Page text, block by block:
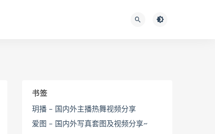
书签
玥播 – 国内外主播热舞视频分享
爱图 – 国内外写真套图及视频分享~